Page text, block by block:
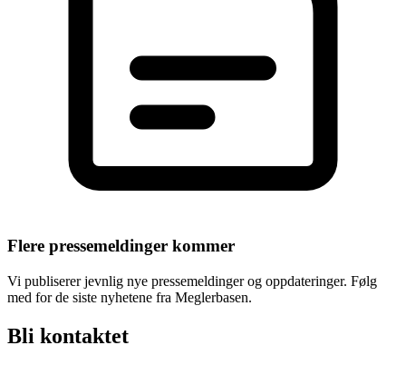
Flere pressemeldinger kommer
Vi publiserer jevnlig nye pressemeldinger og oppdateringer. Følg
med for de siste nyhetene fra Meglerbasen.
Bli kontaktet